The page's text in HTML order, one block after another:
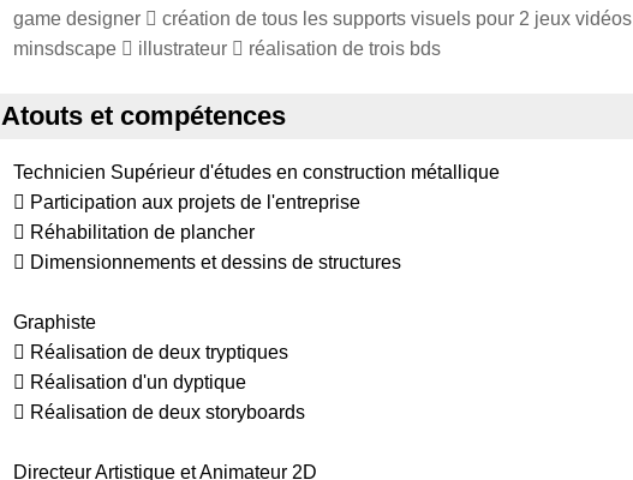
game designer  création de tous les supports visuels pour 2 jeux vidéos
minsdscape  illustrateur  réalisation de trois bds
Atouts et compétences
Technicien Supérieur d'études en construction métallique
 Participation aux projets de l'entreprise
 Réhabilitation de plancher
 Dimensionnements et dessins de structures
Graphiste
 Réalisation de deux tryptiques
 Réalisation d'un dyptique
 Réalisation de deux storyboards
Directeur Artistique et Animateur 2D